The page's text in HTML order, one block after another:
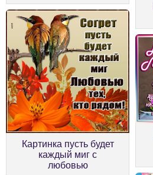
Картинка пусть будет
каждый миг с
любовью